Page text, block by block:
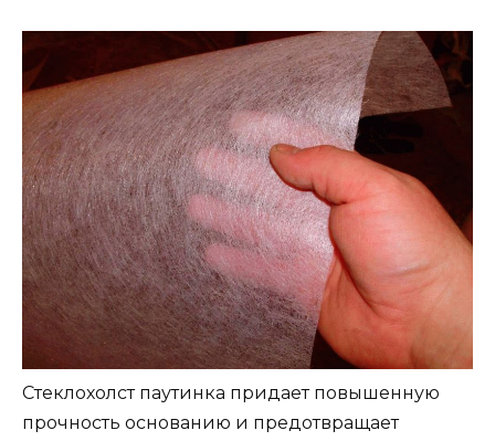
Стеклохолст паутинка придает повышенную
прочность основанию и предотвращает